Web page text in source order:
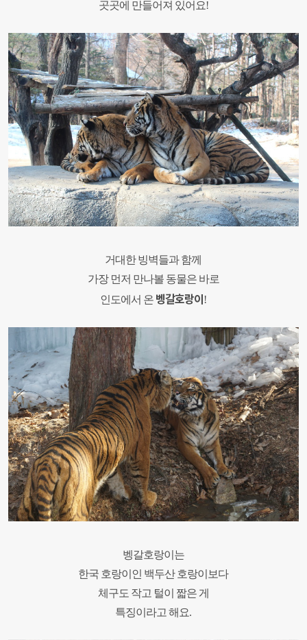
곳곳에 만들어져 있어요!
거대한 빙벽들과 함께
가장 먼저 만나볼 동물은 바로
인도에서 온 벵갈호랑이!
벵갈호랑이는
한국 호랑이인 백두산 호랑이보다
체구도 작고 털이 짧은 게
특징이라고 해요.